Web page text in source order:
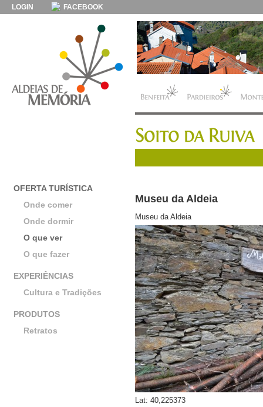
LOGIN FACEBOOK
OFERTA TURÍSTICA
Onde comer
Onde dormir
O que ver
O que fazer
EXPERIÊNCIAS
Cultura e Tradições
PRODUTOS
Retratos
Museu da Aldeia
Museu da Aldeia
Lat: 40,225373